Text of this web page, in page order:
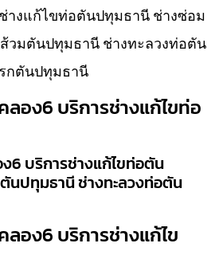
างแก้ไขท่อตันปทุมธานี ช่างซ่อม
วมตันปทุมธานี ช่างทะลวงท่อตัน
กตันปทุมธานี
อง6 บริการช่างแก้ไขท่อ
6 บริการช่างแก้ไขท่อตัน
นปทุมธานี ช่างทะลวงท่อตัน
อง6 บริการช่างแก้ไข